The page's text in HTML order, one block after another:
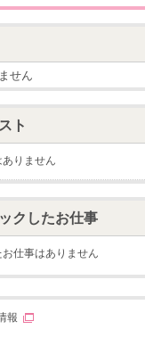
せん
ト
りません
クしたお仕事
仕事はありません
報